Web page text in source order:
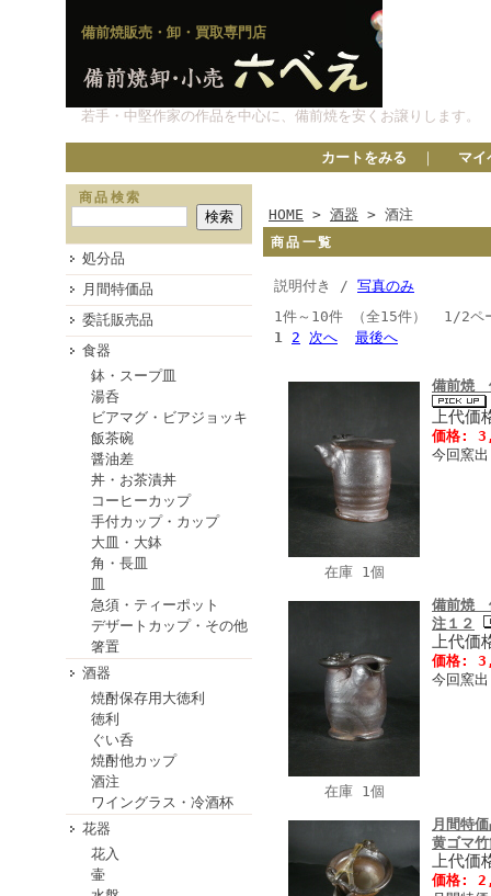
備前焼販売・卸・買取専門店
若手・中堅作家の作品を中心に、備前焼を安くお譲りします。
カートをみる ｜ マイ
商品検索
処分品
月間特価品
委託販売品
食器
鉢・スープ皿
湯呑
ビアマグ・ビアジョッキ
飯茶碗
醤油差
丼・お茶漬丼
コーヒーカップ
手付カップ・カップ
大皿・大鉢
角・長皿
皿
急須・ティーポット
デザートカップ・その他
箸置
酒器
焼酎保存用大徳利
徳利
ぐい呑
焼酎他カップ
酒注
ワイングラス・冷酒杯
花器
花入
壷
HOME > 酒器 > 酒注
商品一覧
説明付き / 写真のみ
1件～10件 （全15件） 1/2ペ
1 2 次へ 最後へ
在庫 1個
備前焼
上代
価格:
今回窯
在庫 1個
備前焼
注１２
上代
価格:
今回窯
月間特
黄ゴマ
上代
価格: